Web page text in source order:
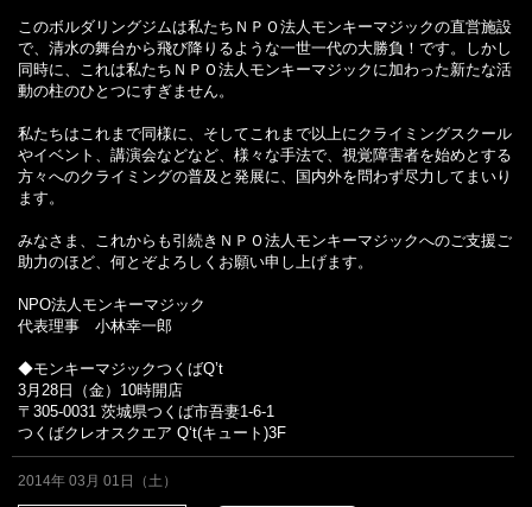
このボルダリングジムは私たちＮＰＯ法人モンキーマジックの直営施設
で、清水の舞台から飛び降りるような一世一代の大勝負！です。しかし
同時に、これは私たちＮＰＯ法人モンキーマジックに加わった新たな活
動の柱のひとつにすぎません。
私たちはこれまで同様に、そしてこれまで以上にクライミングスクール
やイベント、講演会などなど、様々な手法で、視覚障害者を始めとする
方々へのクライミングの普及と発展に、国内外を問わず尽力してまいり
ます。
みなさま、これからも引続きＮＰＯ法人モンキーマジックへのご支援ご
助力のほど、何とぞよろしくお願い申し上げます。
NPO法人モンキーマジック
代表理事 小林幸一郎
◆モンキーマジックつくばQ’t
3月28日（金）10時開店
〒305-0031 茨城県つくば市吾妻1-6-1
つくばクレオスクエア Q‘t(キュート)3F
2014年 03月 01日（土）